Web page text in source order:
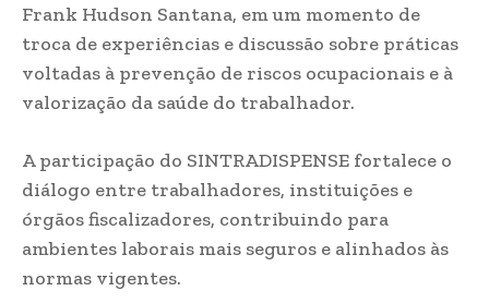
Frank Hudson Santana, em um momento de
troca de experiências e discussão sobre práticas
voltadas à prevenção de riscos ocupacionais e à
valorização da saúde do trabalhador.
A participação do SINTRADISPENSE fortalece o
diálogo entre trabalhadores, instituições e
órgãos fiscalizadores, contribuindo para
ambientes laborais mais seguros e alinhados às
normas vigentes.